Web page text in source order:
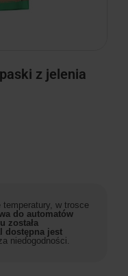
z jelenia
temperatury, w trosce
do automatów
została
dostępna jest
niedogodności.